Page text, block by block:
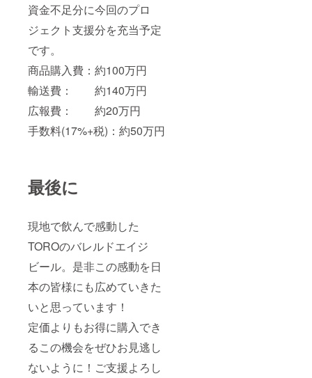
資金不足分に今回のプロ
ジェクト支援分を充当予定
です。
商品購入費：約100万円
輸送費： 約140万円
広報費： 約20万円
手数料(17%+税)：約50万円
最後に
現地で飲んで感動した
TOROのバレルドエイジ
ビール。是非この感動を日
本の皆様にも広めていきた
いと思っています！
定価よりもお得に購入でき
るこの機会をぜひお見逃し
ないように！ご支援よろし